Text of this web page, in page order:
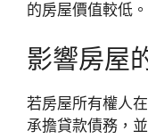
的房屋價值較低。
影響房屋
若房屋所有權人
承擔貸款債務，